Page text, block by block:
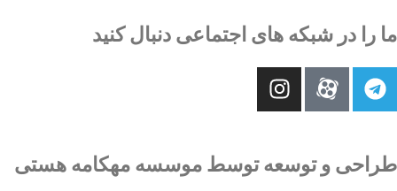
ما را در شبکه های اجتماعی دنبال کنید
طراحی و توسعه توسط موسسه مهکامه هستی